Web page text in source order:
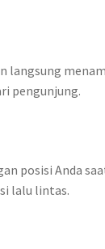
langsung
pengunjung.
posisi Anda
lalu lintas.